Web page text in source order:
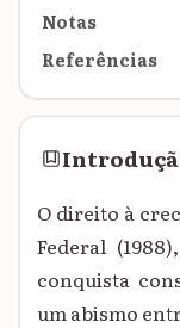
Notas
Referências
O direito à
Federal
conquista
um abismo